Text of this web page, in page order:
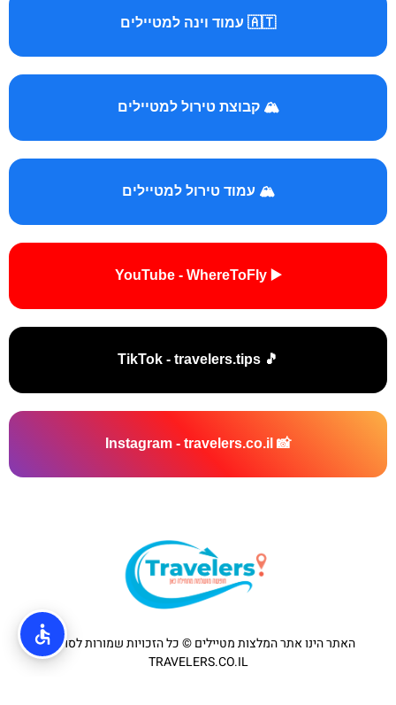
🇦🇹 עמוד וינה למטיילים
🏔️ קבוצת טירול למטיילים
🏔️ עמוד טירול למטיילים
▶️ YouTube - WhereToFly
🎵 TikTok - travelers.tips
📸 Instagram - travelers.co.il
האתר הינו אתר המלצות מטיילים © כל הזכויות שמורות לסוכנות
TRAVELERS.CO.IL